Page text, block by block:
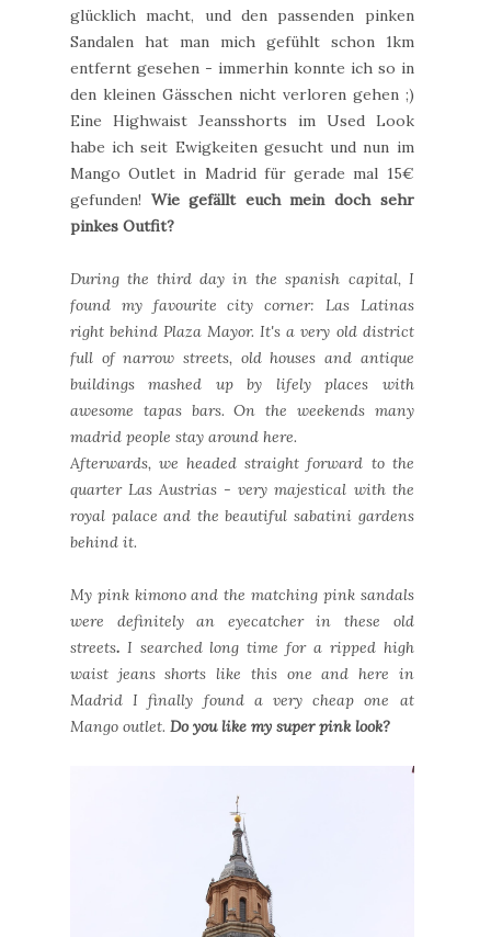
glücklich macht, und den passenden pinken
Sandalen hat man mich gefühlt schon 1km
entfernt gesehen - immerhin konnte ich so in
den kleinen Gässchen nicht verloren gehen ;)
Eine Highwaist Jeansshorts im Used Look
habe ich seit Ewigkeiten gesucht und nun im
Mango Outlet in Madrid für gerade mal 15€
gefunden! Wie gefällt euch mein doch sehr
pinkes Outfit?
During the third day in the spanish capital, I
found my favourite city corner: Las Latinas
right behind Plaza Mayor. It's a very old district
full of narrow streets, old houses and antique
buildings mashed up by lifely places
with
awesome tapas bars. On the weekends many
madrid people stay around here.
Afterwards, we headed straight forward to the
quarter Las Austrias - very majestical with the
royal palace and the beautiful sabatini gardens
behind it.
My pink kimono and the matching pink sandals
were definitely an eyecatcher in these old
streets. I searched long time for a ripped high
waist jeans shorts like this one and here in
Madrid I finally found a very cheap one at
Mango outlet. Do you like my super pink look?